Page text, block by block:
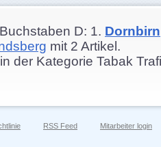
D: 1. Dornbirn
mit 2 Artikel.
in der Kategorie Tabak
RSS Feed Mitarbeiter login